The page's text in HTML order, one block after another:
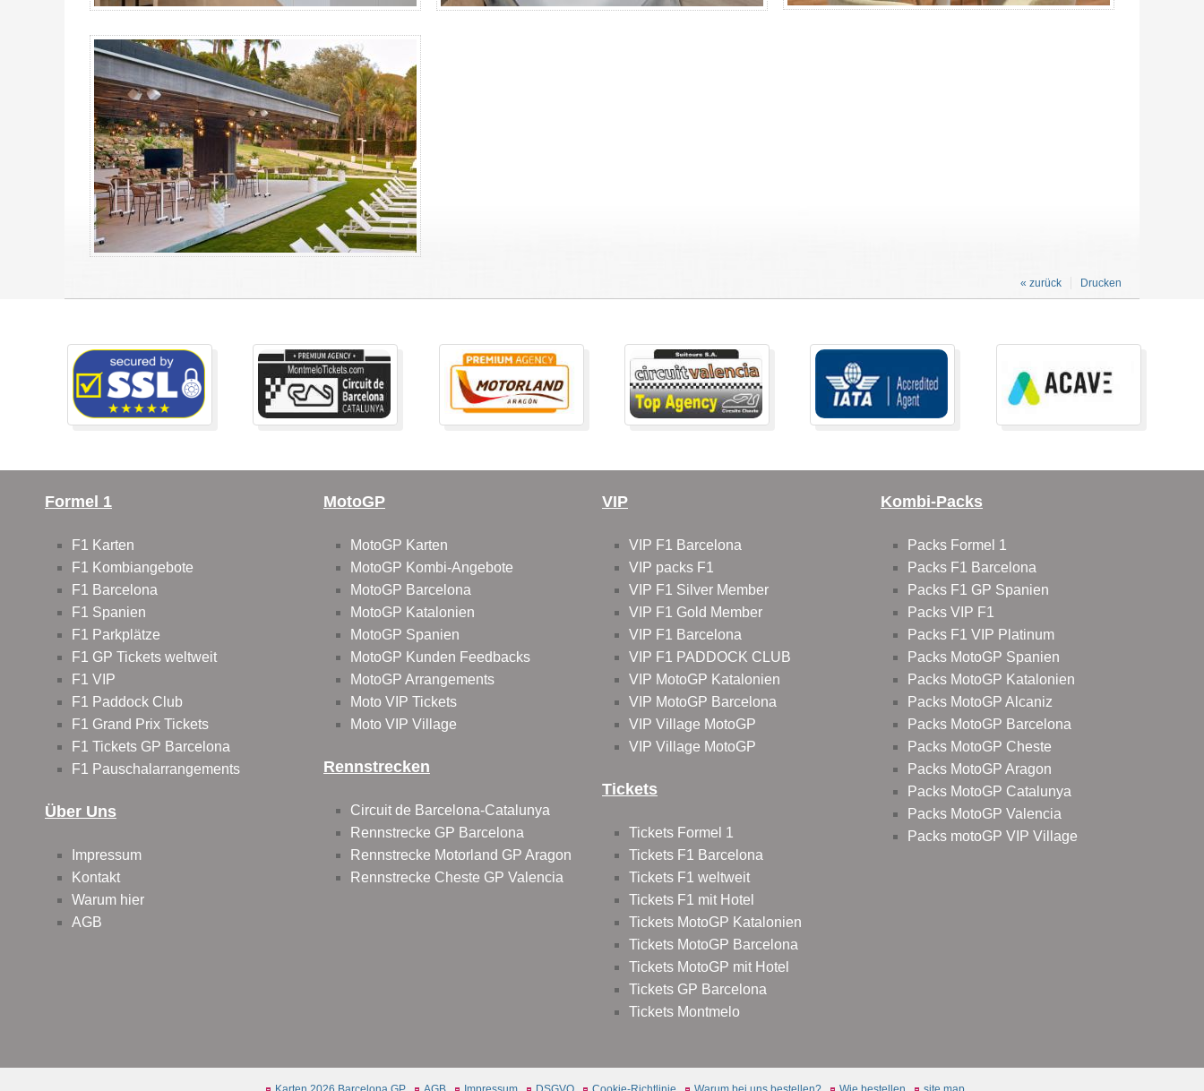
Drucken
« zurück
Formel 1
F1 Karten
F1 Kombiangebote
F1 Barcelona
F1 Spanien
F1 Parkplätze
F1 GP Tickets weltweit
F1 VIP
F1 Paddock Club
F1 Grand Prix Tickets
F1 Tickets GP Barcelona
F1 Pauschalarrangements
Über Uns
Impressum
Kontakt
Warum hier
AGB
MotoGP
MotoGP Karten
MotoGP Kombi-Angebote
MotoGP Barcelona
MotoGP Katalonien
MotoGP Spanien
MotoGP Kunden Feedbacks
MotoGP Arrangements
Moto VIP Tickets
Moto VIP Village
Rennstrecken
Circuit de Barcelona-Catalunya
Rennstrecke GP Barcelona
Rennstrecke Motorland GP Aragon
Rennstrecke Cheste GP Valencia
VIP
VIP F1 Barcelona
VIP packs F1
VIP F1 Silver Member
VIP F1 Gold Member
VIP F1 Barcelona
VIP F1 PADDOCK CLUB
VIP MotoGP Katalonien
VIP MotoGP Barcelona
VIP Village MotoGP
VIP Village MotoGP
Tickets
Tickets Formel 1
Tickets F1 Barcelona
Tickets F1 weltweit
Tickets F1 mit Hotel
Tickets MotoGP Katalonien
Tickets MotoGP Barcelona
Tickets MotoGP mit Hotel
Tickets GP Barcelona
Tickets Montmelo
Kombi-Packs
Packs Formel 1
Packs F1 Barcelona
Packs F1 GP Spanien
Packs VIP F1
Packs F1 VIP Platinum
Packs MotoGP Spanien
Packs MotoGP Katalonien
Packs MotoGP Alcaniz
Packs MotoGP Barcelona
Packs MotoGP Cheste
Packs MotoGP Aragon
Packs MotoGP Catalunya
Packs MotoGP Valencia
Packs motoGP VIP Village